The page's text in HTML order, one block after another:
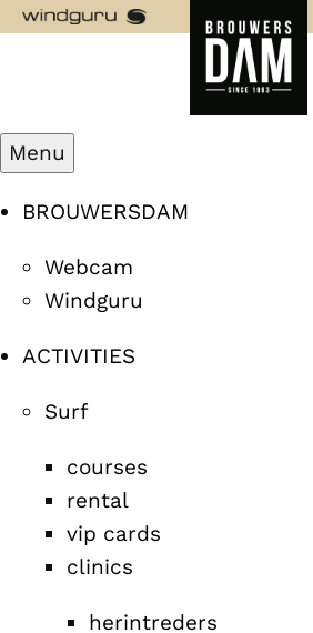
Menu
BROUWERSDAM
Webcam
Windguru
ACTIVITIES
Surf
courses
rental
vip cards
clinics
herintreders